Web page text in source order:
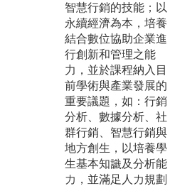
智慧行銷的技能；以
永續經濟為本，培養
結合數位協助企業進
行創新和管理之能
力，並於課程納入目
前學術與產業發展的
重要議題，如：行銷
分析、數據分析、社
群行銷、智慧行銷與
地方創生，以培養學
生基本知識及分析能
力，並滿足人力規劃